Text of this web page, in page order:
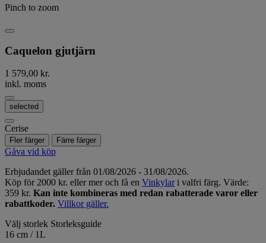
Pinch to zoom
Caquelon gjutjärn
1 579,00 kr.
inkl. moms
selected
Cerise
Fler färger Färre färger
Gåva vid köp
Erbjudandet gäller från 01/08/2026 - 31/08/2026.
Köp för 2000 kr. eller mer och få en Vinkylari valfri färg. Värde:
359 kr. Kan inte kombineras med redan rabatterade varor eller
rabattkoder. Villkor gäller.
Välj storlek Storleksguide
16 cm / 1L